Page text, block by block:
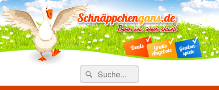
Täglich die besten Gewinnspiele
und Angebote
Search
for:
Suche